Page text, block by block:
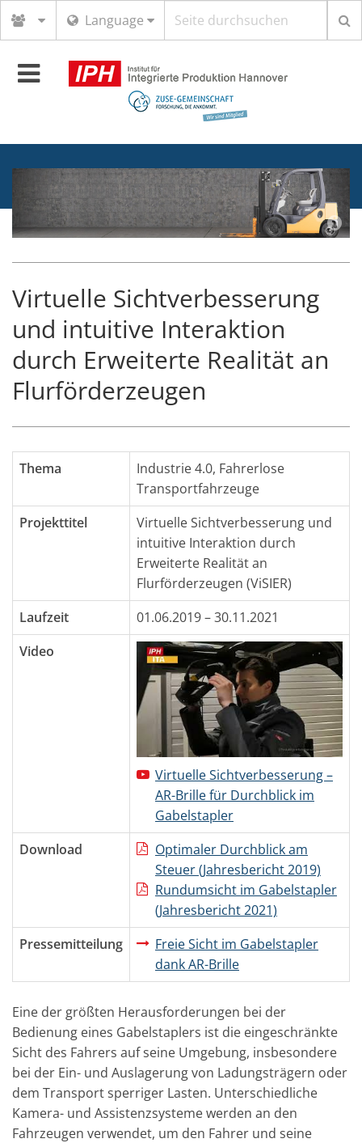
Language
Toggle
navigation
Virtuelle Sichtverbesserung
und intuitive Interaktion
durch Erweiterte Realität an
Flurförderzeugen
Thema Industrie 4.0, Fahrerlose
Transportfahrzeuge
Projekttitel
Virtuelle Sichtverbesserung und
intuitive Interaktion durch
Erweiterte Realität an
Flurförderzeugen (ViSIER)
Laufzeit
01.06.2019 – 30.11.2021
Video
Virtuelle Sichtverbesserung –
AR-Brille für Durchblick im
Gabelstapler
Download
Optimaler Durchblick am
Steuer (Jahresbericht 2019)
Rundumsicht im Gabelstapler
(Jahresbericht 2021)
Pressemitteilung
Freie Sicht im Gabelstapler
dank AR-Brille
Eine der größten Herausforderungen bei der
Bedienung eines Gabelstaplers ist die eingeschränkte
Sicht des Fahrers auf seine Umgebung, insbesondere
bei der Ein- und Auslagerung von Ladungsträgern oder
dem Transport sperriger Lasten. Unterschiedliche
Kamera- und Assistenzsysteme werden an den
Fahrzeugen verwendet, um den Fahrer und seine